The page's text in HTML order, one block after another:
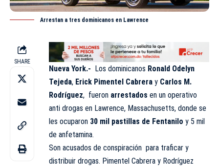
Arrestan a tres dominicanos en Lawrence
SHARE
Nueva York.- Los dominicanos Ronald Odelyn
Tejeda, Erick Pimentel Cabrera y Carlos M.
Rodríguez, fueron arrestados en un operativo
anti drogas en Lawrence, Massachusetts, donde se
les ocuparon 30 mil pastillas de Fentanilo y 5 mil
de anfetamina.
Son acusados de conspiración para traficar y
distribuir drogas. Pimentel Cabrera y Rodríguez